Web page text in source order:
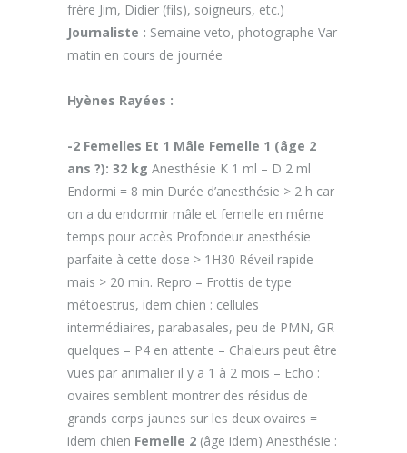
frère Jim, Didier (fils), soigneurs, etc.)
Journaliste : Semaine veto, photographe Var
matin en cours de journée
Hyènes Rayées :
-2 Femelles Et 1 Mâle Femelle 1 (âge 2
ans ?): 32 kg Anesthésie K 1 ml – D 2 ml
Endormi = 8 min Durée d’anesthésie > 2 h car
on a du endormir mâle et femelle en même
temps pour accès Profondeur anesthésie
parfaite à cette dose > 1H30 Réveil rapide
mais > 20 min. Repro – Frottis de type
métoestrus, idem chien : cellules
intermédiaires, parabasales, peu de PMN, GR
quelques – P4 en attente – Chaleurs peut être
vues par animalier il y a 1 à 2 mois – Echo :
ovaires semblent montrer des résidus de
grands corps jaunes sur les deux ovaires =
idem chien Femelle 2 (âge idem) Anesthésie :